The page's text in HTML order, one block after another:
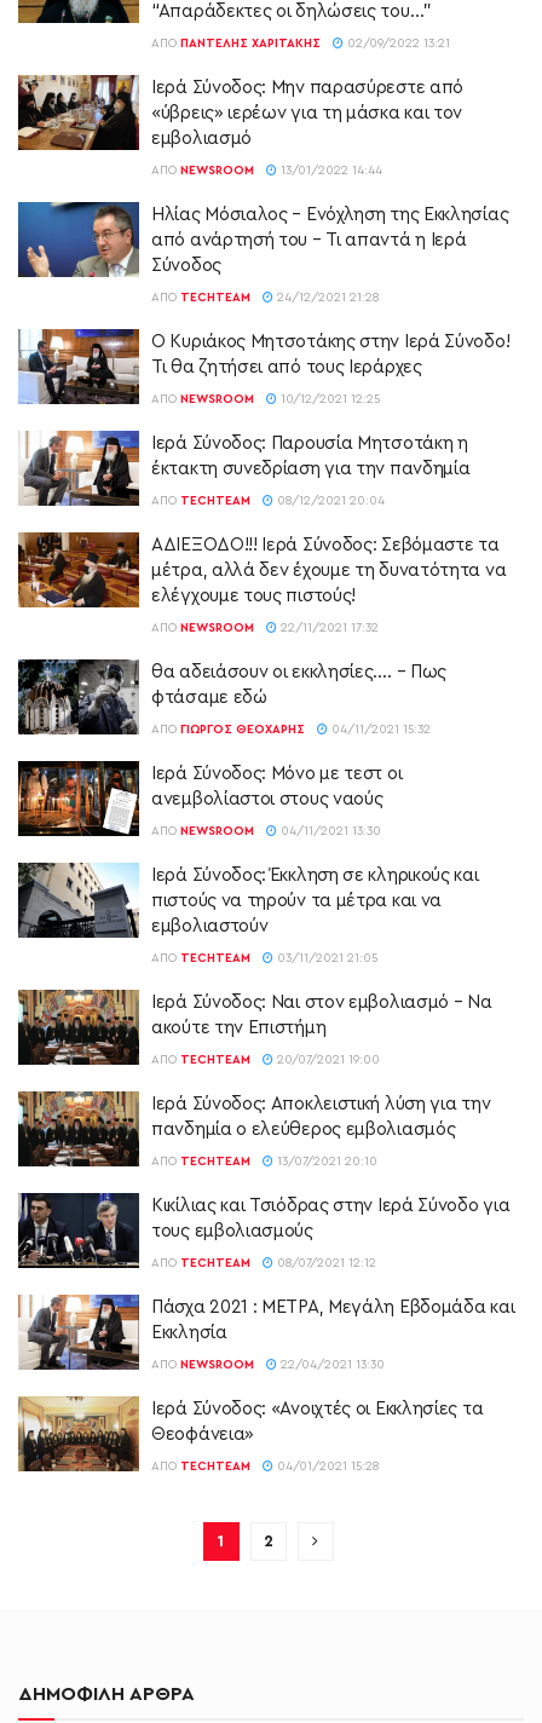
“Απαράδεκτες οι δηλώσεις του…”
ΑΠΌ ΠΑΝΤΕΛΉΣ ΧΑΡΙΤΆΚΗΣ 02/09/2022 13:21
Ιερά Σύνοδος: Μην παρασύρεστε από
«ύβρεις» ιερέων για τη μάσκα και τον
εμβολιασμό
ΑΠΌ NEWSROOM 13/01/2022 14:44
Hλίας Μόσιαλος – Ενόχληση της Εκκλησίας
από ανάρτησή του – Τι απαντά η Ιερά
Σύνοδος
ΑΠΌ TECHTEAM 24/12/2021 21:28
O Κυριάκος Μητσοτάκης στην Ιερά Σύνοδο!
Τι θα ζητήσει από τους Ιεράρχες
ΑΠΌ NEWSROOM 10/12/2021 12:25
Ιερά Σύνοδος: Παρουσία Μητσοτάκη η
έκτακτη συνεδρίαση για την πανδημία
ΑΠΌ TECHTEAM 08/12/2021 20:04
ΑΔΙΕΞΟΔΟ!!! Ιερά Σύνοδος: Σεβόμαστε τα
μέτρα, αλλά δεν έχουμε τη δυνατότητα να
ελέγχουμε τους πιστούς!
ΑΠΌ NEWSROOM 22/11/2021 17:32
θα αδειάσουν οι εκκλησίες…. – Πως
φτάσαμε εδώ
ΑΠΌ ΓΙΏΡΓΟΣ ΘΕΟΧΆΡΗΣ 04/11/2021 15:32
Ιερά Σύνοδος: Μόνο με τεστ οι
ανεμβολίαστοι στους ναούς
ΑΠΌ NEWSROOM 04/11/2021 13:30
Ιερά Σύνοδος: Έκκληση σε κληρικούς και
πιστούς να τηρούν τα μέτρα και να
εμβολιαστούν
ΑΠΌ TECHTEAM 03/11/2021 21:05
Ιερά Σύνοδος: Ναι στον εμβολιασμό – Να
ακούτε την Επιστήμη
ΑΠΌ TECHTEAM 20/07/2021 19:00
Ιερά Σύνοδος: Αποκλειστική λύση για την
πανδημία ο ελεύθερος εμβολιασμός
ΑΠΌ TECHTEAM 13/07/2021 20:10
Κικίλιας και Τσιόδρας στην Ιερά Σύνοδο για
τους εμβολιασμούς
ΑΠΌ TECHTEAM 08/07/2021 12:12
Πάσχα 2021 : ΜΕΤΡΑ, Μεγάλη Εβδομάδα και
Εκκλησία
ΑΠΌ NEWSROOM 22/04/2021 13:30
Ιερά Σύνοδος: «Ανοιχτές οι Εκκλησίες τα
Θεοφάνεια»
ΑΠΌ TECHTEAM 04/01/2021 15:28
1 2
ΔΗΜΟΦΙΛΗ ΑΡΘΡΑ